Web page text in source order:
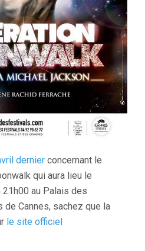
dernier concernant le
qui aura lieu le
au Palais des
Cannes, sachez que la
le site officiel